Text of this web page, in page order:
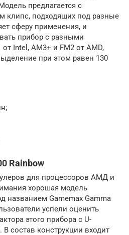
предлагается с
клипс, подходящих под разные
сферу применения, и
прибор с разными
Intel, AM3+ и FM2 от AMD,
при этом равен 130
Rainbow
для процессоров АМД и
хорошая модель
названием Gamemax Gamma
успели оценить
этого прибора с U-
состав конструкции входит